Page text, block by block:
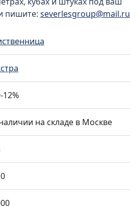
пишите: severlesgroup@mail.ru
12%
на складе в Москве